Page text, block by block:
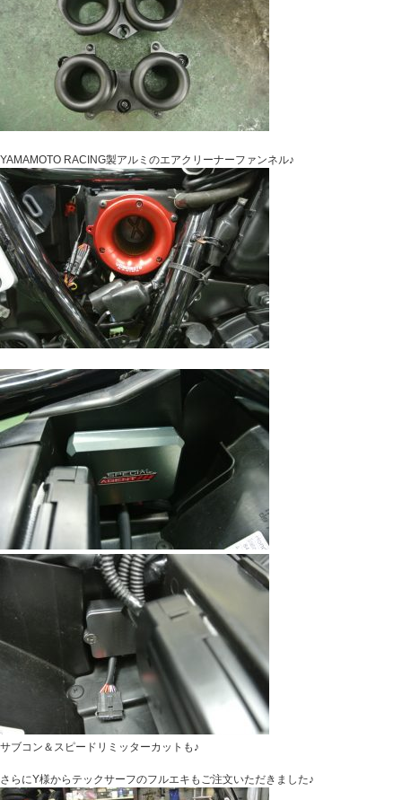
YAMAMOTO RACING製アルミのエアクリーナーファンネル♪
サブコン＆スピードリミッターカットも♪
さらにY様からテックサーフのフルエキもご注文いただきました♪